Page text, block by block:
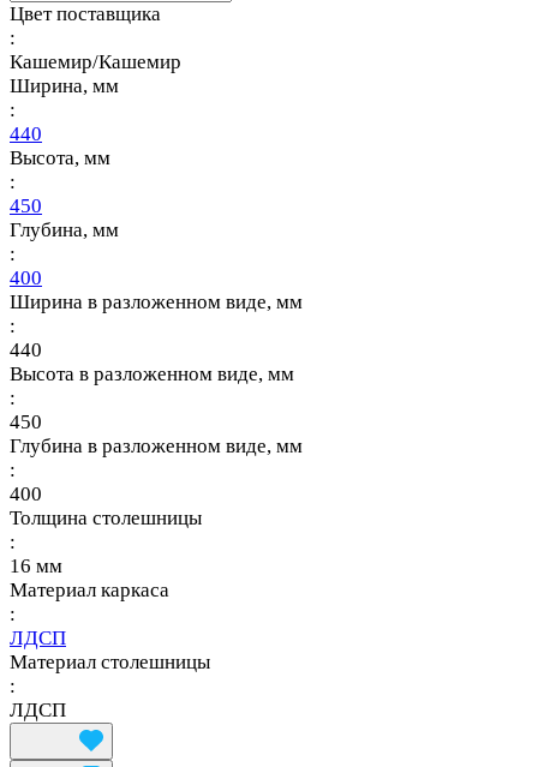
Цвет поставщика
:
Кашемир/Кашемир
Ширина, мм
:
440
Высота, мм
:
450
Глубина, мм
:
400
Ширина в разложенном виде, мм
:
440
Высота в разложенном виде, мм
:
450
Глубина в разложенном виде, мм
:
400
Толщина столешницы
:
16 мм
Материал каркаса
:
ЛДСП
Материал столешницы
:
ЛДСП